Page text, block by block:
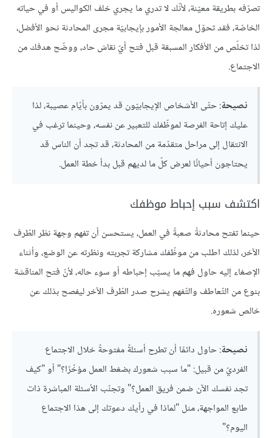
تصرّفه بطريقة معيّنة، لأنّك لا تدري ما يجري خلف الكواليس أو في حياته
الخاصّة، فقد تحوّل معالجة الأمور بإيجابيّة مجرى المحادثة نحو الأفضل،
لذا تخلّص من الأفكار المسبقة قبل فتح أيّ نقاش حاد، ووضّح هدفك من
الاجتماع.
نصيحة: حتّى الأشخاص الإيجابيّون قد يمرّون بأيّام عصيبة، لذا
عليك إتاحة الفرصة لموظّفك للتعبير عن نفسه، وحينما ترغب في
الانتقال إلى مراحل متقدّمة من المحادثة، قد تجد أن الناس قد
يحتاجون أحيانًا لعرض كلّ ما لديهم قبل بدأ خطة العمل.
‏اكتشف سبب إحباط موظفك
حينما تفتح محادثةً صعبةً في العمل، يستحسن أن تفهم وجهة نظر الطّرف
الآخر، لذلك اطلب من موظّفك مشاركة تجربته ونظرته عن الوضع، وأثناء
الإصغاء إليه حاول فهم ما يسبّب إحباطه أو سوء حاله، لأنّ فتح المناقشة
بنوع من التّعاطف والتّفهم يشرح صدر الطّرف الآخر ليفصح بذلك عن
خالص شعوره.
نصيحة: حاول دائمًا أن تطرح أسئلةً مفتوحةً خلال الاجتماع
الفرديّ من قبيل: "ما سبب شعورك بضغط العمل مؤخّرًا؟" أو "كيف
تجد نفسك الآن ضمن فريق العمل؟" وتجنّب الأسئلة المباشرة ذات
طابع المواجهة، مثل "لماذا في رأيك دعوتك إلى هذا الاجتماع
اليوم؟"